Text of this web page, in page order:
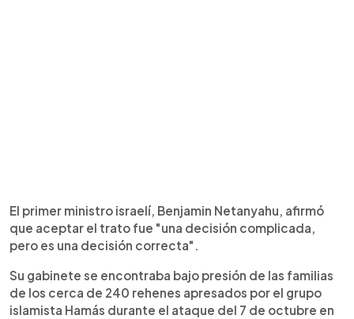
El primer ministro israelí, Benjamin Netanyahu, afirmó
que aceptar el trato fue "una decisión complicada,
pero es una decisión correcta".
Su gabinete se encontraba bajo presión de las familias
de los cerca de 240 rehenes apresados por el grupo
islamista Hamás durante el ataque del 7 de octubre en